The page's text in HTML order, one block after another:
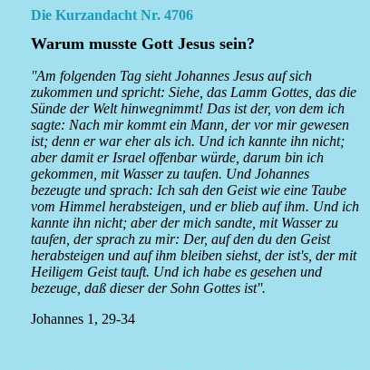
Die Kurzandacht Nr. 4706
Warum musste Gott Jesus sein?
''Am folgenden Tag sieht Johannes Jesus auf sich
zukommen und spricht: Siehe, das Lamm Gottes, das die
Sünde der Welt hinwegnimmt! Das ist der, von dem ich
sagte: Nach mir kommt ein Mann, der vor mir gewesen
ist; denn er war eher als ich. Und ich kannte ihn nicht;
aber damit er Israel offenbar würde, darum bin ich
gekommen, mit Wasser zu taufen. Und Johannes
bezeugte und sprach: Ich sah den Geist wie eine Taube
vom Himmel herabsteigen, und er blieb auf ihm. Und ich
kannte ihn nicht; aber der mich sandte, mit Wasser zu
taufen, der sprach zu mir: Der, auf den du den Geist
herabsteigen und auf ihm bleiben siehst, der ist's, der mit
Heiligem Geist tauft. Und ich habe es gesehen und
bezeuge, daß dieser der Sohn Gottes ist''.
Johannes 1, 29-34